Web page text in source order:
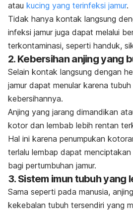
atau kucing yang terinfeksi jamur.
Tidak hanya kontak langsung
infeksi jamur juga dapat melalui
terkontaminasi, seperti handuk,
2. Kebersihan anjing yang
Selain kontak langsung dengan
jamur dapat menular karena
kebersihannya.
Anjing yang jarang dimandikan
kotor dan lembab lebih rentan
Hal ini karena penumpukan
terlalu lembap dapat
bagi pertumbuhan jamur.
3. Sistem imun tubuh yang
Sama seperti pada manusia,
kekebalan tubuh tersendiri yang